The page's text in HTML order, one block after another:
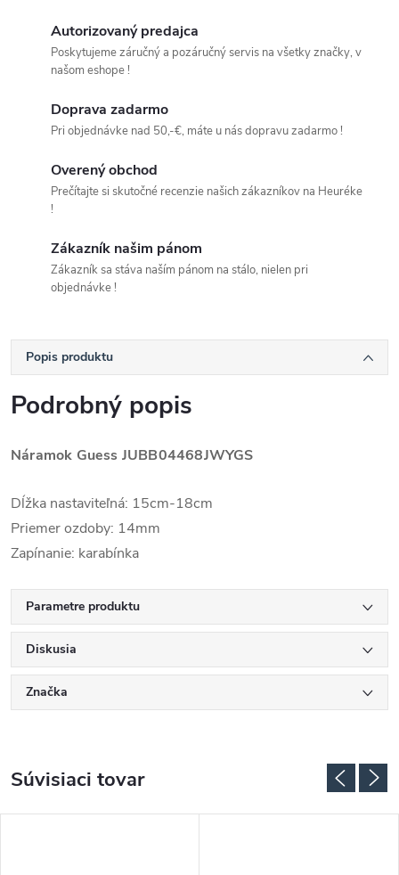
Autorizovaný predajca
Poskytujeme záručný a pozáručný servis na všetky značky, v
našom eshope !
Doprava zadarmo
Pri objednávke nad 50,-€, máte u nás dopravu zadarmo !
Overený obchod
Prečítajte si skutočné recenzie našich zákazníkov na Heuréke
!
Zákazník našim pánom
Zákazník sa stáva naším pánom na stálo, nielen pri
objednávke !
Popis produktu
Podrobný popis
Náramok Guess JUBB04468JWYGS
Dĺžka nastaviteľná: 15cm-18cm
Priemer ozdoby: 14mm
Zapínanie: karabínka
Parametre produktu
Diskusia
Značka
Súvisiaci tovar